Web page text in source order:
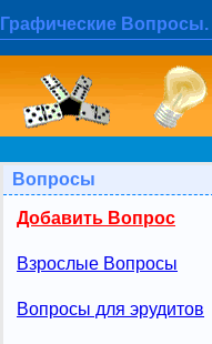
Графические Вопросы.
Вопросы
Добавить Вопрос
Взрослые Вопросы
Вопросы для эрудитов